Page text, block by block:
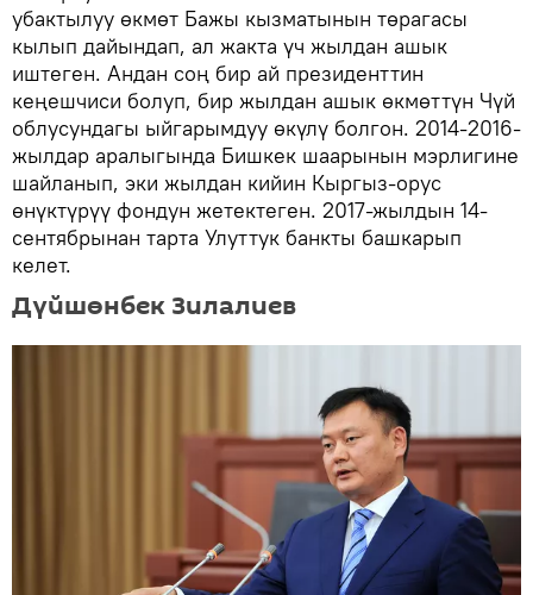
убактылуу өкмөт Бажы кызматынын төрагасы
кылып дайындап, ал жакта үч жылдан ашык
иштеген. Андан соң бир ай президенттин
кеңешчиси болуп, бир жылдан ашык өкмөттүн Чүй
облусундагы ыйгарымдуу өкүлү болгон. 2014-2016-
жылдар аралыгында Бишкек шаарынын мэрлигине
шайланып, эки жылдан кийин Кыргыз-орус
өнүктүрүү фондун жетектеген. 2017-жылдын 14-
сентябрынан тарта Улуттук банкты башкарып
келет.
Дүйшөнбек Зилалиев